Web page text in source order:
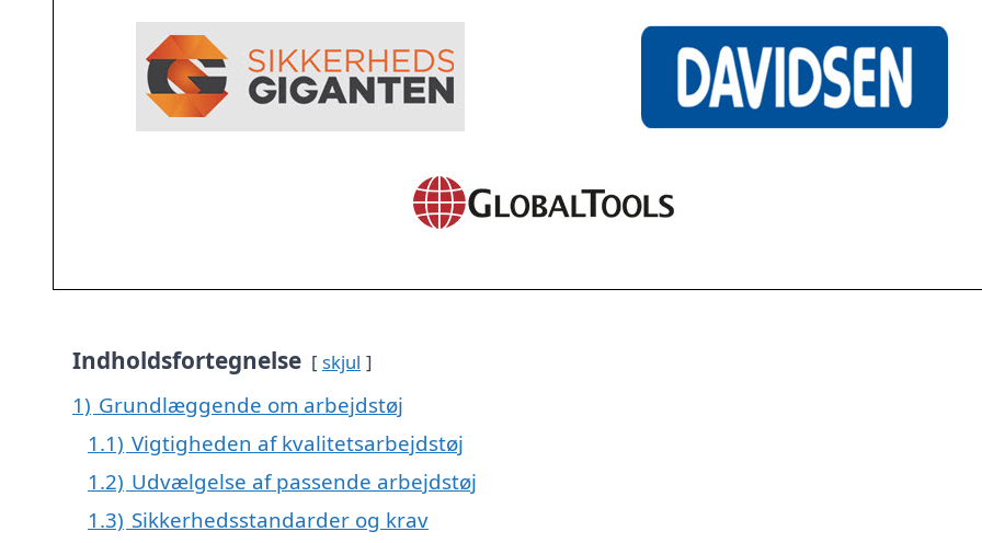
Indholdsfortegnelse skjul
1) Grundlæggende om arbejdstøj
1.1) Vigtigheden af kvalitetsarbejdstøj
1.2) Udvælgelse af passende arbejdstøj
1.3) Sikkerhedsstandarder og krav